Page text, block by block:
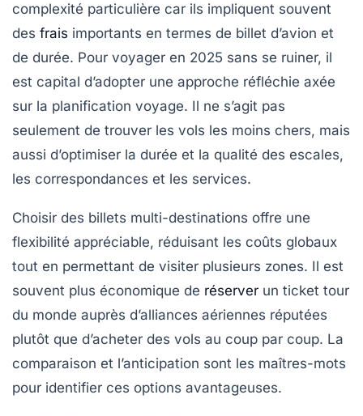
complexité particulière car ils impliquent souvent
des frais importants en termes de billet d’avion et
de durée. Pour voyager en 2025 sans se ruiner, il
est capital d’adopter une approche réfléchie axée
sur la planification voyage. Il ne s’agit pas
seulement de trouver les vols les moins chers, mais
aussi d’optimiser la durée et la qualité des escales,
les correspondances et les services.
Choisir des billets multi-destinations offre une
flexibilité appréciable, réduisant les coûts globaux
tout en permettant de visiter plusieurs zones. Il est
souvent plus économique de réserver un ticket tour
du monde auprès d’alliances aériennes réputées
plutôt que d’acheter des vols au coup par coup. La
comparaison et l’anticipation sont les maîtres-mots
pour identifier ces options avantageuses.